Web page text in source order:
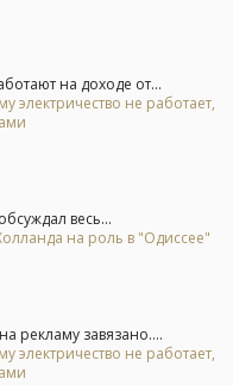
на доходе от...
электричество не работает,
весь...
на роль в "Одиссее"
рекламу завязано....
электричество не работает,